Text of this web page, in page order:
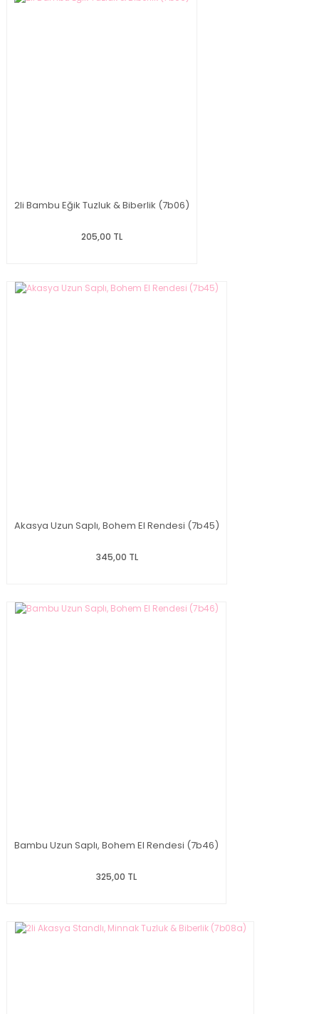
2li Bambu Eğik Tuzluk & Biberlik (7b06)
205,00 TL
Akasya Uzun Saplı, Bohem El Rendesi (7b45)
345,00 TL
Bambu Uzun Saplı, Bohem El Rendesi (7b46)
325,00 TL